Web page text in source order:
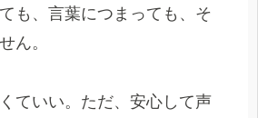
も、言葉につまっても、そ
ん。
ていい。ただ、安心して声